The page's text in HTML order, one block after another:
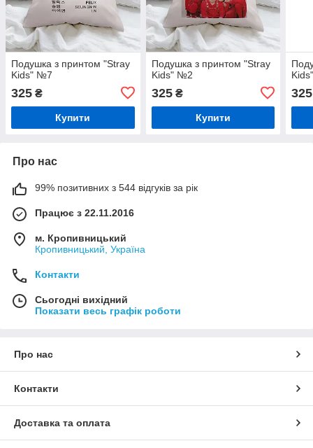
Подушка з принтом "Stray
Kids" №7
325 ₴
Купити
Подушка з принтом "Stray
Kids" №2
325₴
Купити
325
Про нас
99% позитивних з 544 відгуків за рік
Працює з 22.11.2016
м. Кропивницький
Кропивницький, Україна
Контакти
Сьогодні вихідний
Показати весь графік роботи
Про нас
Контакти
Доставка та оплата